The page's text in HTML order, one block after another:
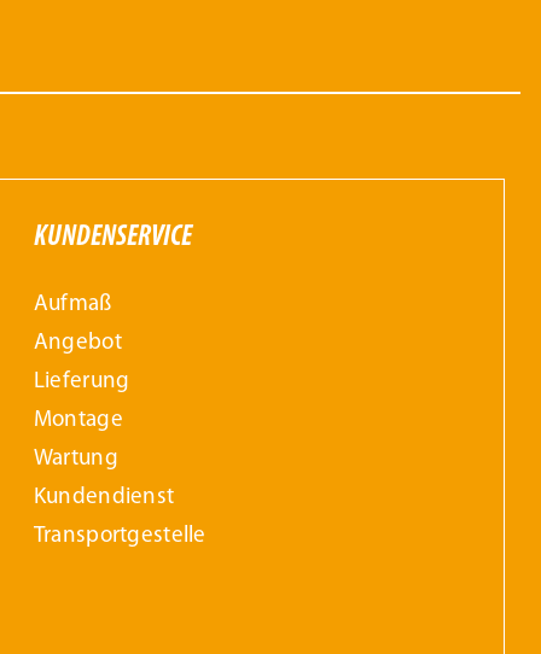
KUNDENSERVICE
Aufmaß
Angebot
Lieferung
Montage
Wartung
Kundendienst
Transportgestelle